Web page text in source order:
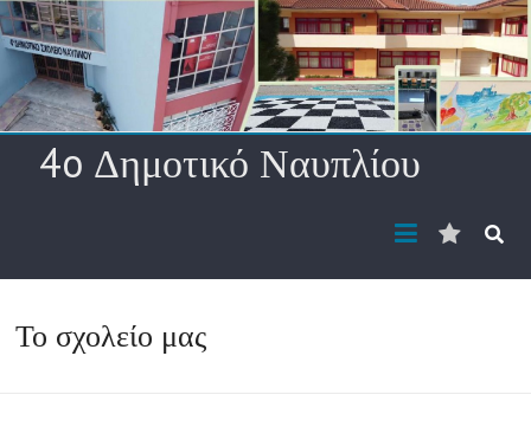
Skip
to
content
4o Δημοτικό Ναυπλίου
ηλ.
Το σχολείο μας